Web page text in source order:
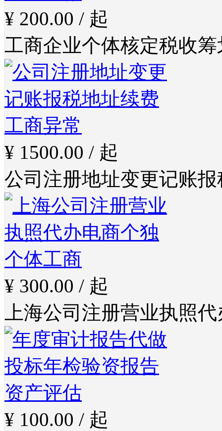
¥ 200.00 / 起
工商企业个体核定税收
¥ 1500.00 / 起
公司注册地址变更记账
¥ 300.00 / 起
上海公司注册营业执照
¥ 100.00 / 起